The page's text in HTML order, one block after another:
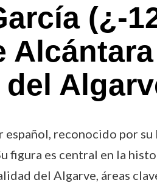
(¿-
reconocido por
figura es central en la
del Algarve, áreas